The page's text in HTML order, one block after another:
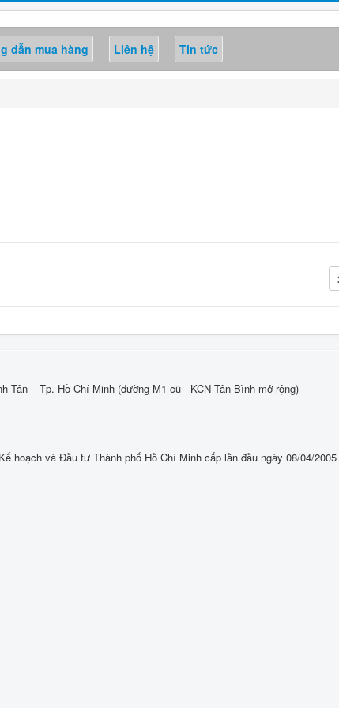
dẫn mua hàng Liên hệ Tin tức
– Tp. Hồ Chí Minh (đường M1 cũ - KCN Tân Bình mở rộng)
hoạch và Đầu tư Thành phố Hồ Chí Minh cấp lần đầu ngày 08/04/2005